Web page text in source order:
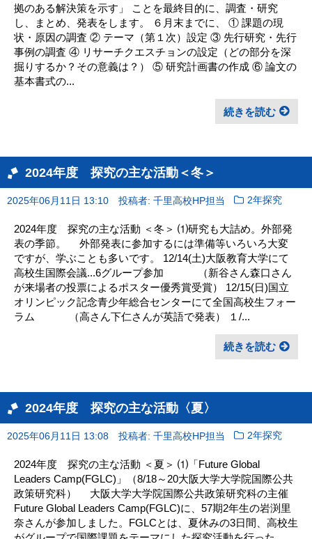
拠のある解決策を示す」 ことを最終目的に、調査・研究
し、まとめ、発表をします。 ６月末までに、 ① 課題の現
状・原因の調査 ② テーマ（第１次）設定 ③ 先行研究・先行
事例の調査 ④ リサーチクエスチョンの設定（どの部分を深
掘りするか？その意義は？） ⑤ 研究計画書の作成 ⑥ 論文の
基本書式の...
続きを読む
2024年度 探究の主な活動＜冬＞
2025年06月11日 13:10 投稿者: 千里高校HP担当 2年探究
2024年度 探究の主な活動 ＜冬＞ ⑴研究も大詰め。外部発
表の季節。 外部発表に参加するには準備等いろいろ大変
ですが、学ぶことも多いです。 12/14(土)大阪教育大学にて
高校生国際会議...6グループ参加 （新谷さん森口さん
が来場者の投票によるポスター優秀賞受賞） 12/15(日)国立
オリンピック記念青少年総合センターにて全国高校生フォー
ラム （高さん下仁さんが英語で発表） １/...
続きを読む
2024年度 探究の主な活動〈夏〉
2025年06月11日 13:08 投稿者: 千里高校HP担当 2年探究
2024年度 探究の主な活動 ＜夏＞ ⑴「Future Global
Leaders Camp(FGLC)」（8/18～20大阪大学大学院国際公共
政策研究科） 大阪大学大学院国際公共政策研究科の主催
Future Global Leaders Camp(FGLC)に、57期2年生の岩渕里
奈さんが参加しました。FGLCとは、夏休みの3日間、高校生